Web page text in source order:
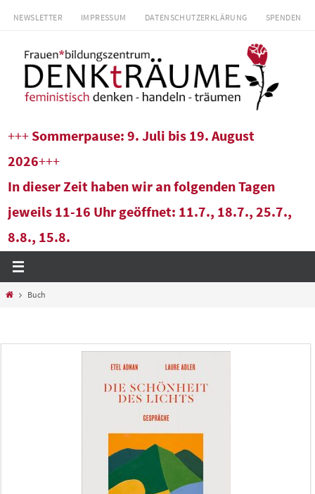
Zum
springen
NEWSLETTER IMPRESSUM DATENSCHUTZERKLÄRUNG SPENDEN
+++ Sommerpause: 9. Juli bis 19. August
2026+++
In dieser Zeit haben wir an folgenden Tagen
jeweils 11-16 Uhr geöffnet: 11.7., 18.7., 25.7.,
8.8., 15.8.
StartBuch